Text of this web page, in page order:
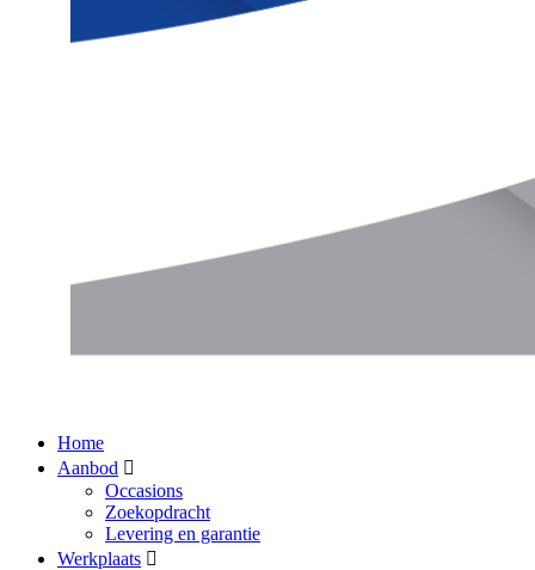
Home
Aanbod
Occasions
Zoekopdracht
Levering en garantie
Werkplaats